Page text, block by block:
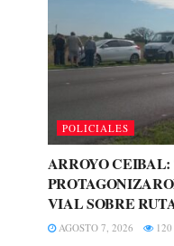
POLICIALES
ARROYO
VIAL SOBRE
AGOSTO 7, 2026 120